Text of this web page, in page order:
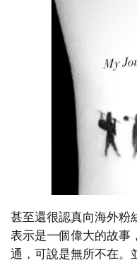
甚至還很認真向海外粉
表示是一個偉大的故事
通，可說是無所不在。